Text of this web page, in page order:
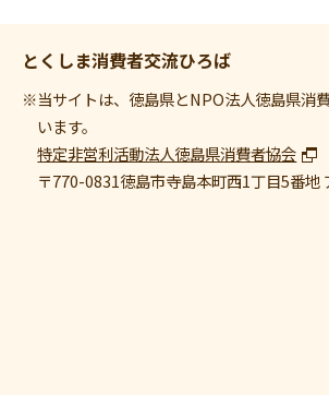
とくしま消費者交流ひろば
※当サイトは、徳島県とNPO法人徳島県消
います。
特定非営利活動法人徳島県消費者協会
〒770-0831徳島市寺島本町西1丁目5番地